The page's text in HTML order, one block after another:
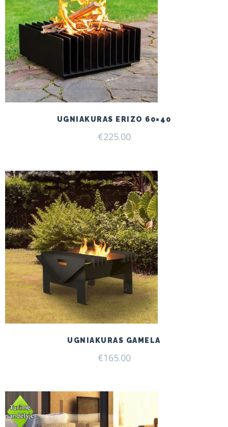
UGNIAKURAS ERIZO 60×40
€225.00
UGNIAKURAS GAMELA
€165.00